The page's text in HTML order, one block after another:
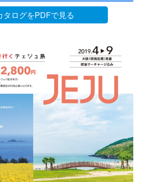
タログをPDFで見る